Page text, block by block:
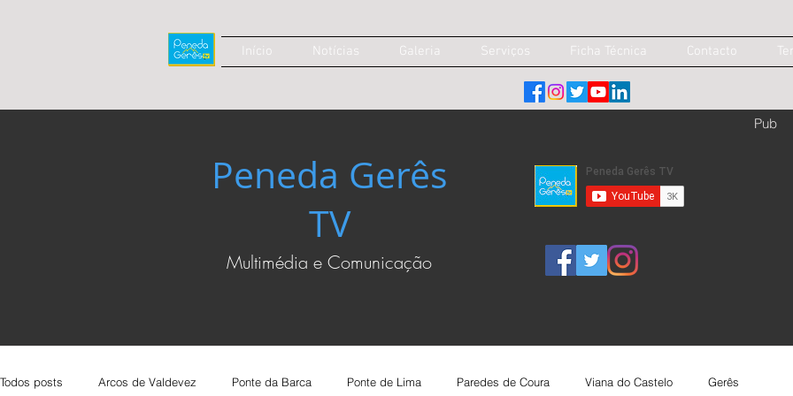
Início Notícias Galeria Serviços Ficha Técnica Contacto
Peneda Gerês
TV
Multimédia e Comunicação
Pub
Todos posts Arcos de Valdevez Ponte da Barca Ponte de Lima Paredes de Coura Viana do Castelo Gerês